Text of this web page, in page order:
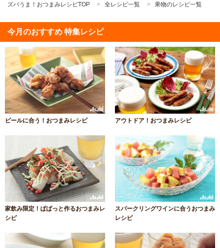
ズバうま！おつまみレシピTOP
全レシピ一覧 果物のレシピ一覧
今月のおすすめ 特集レシピ
ビールに合う！おつまみレシピ アウトドア！おつまみレシピ
家飲み限定！ぱぱっと作るおつまみレ
シピ
スパークリングワインに合うおつまみ
レシピ